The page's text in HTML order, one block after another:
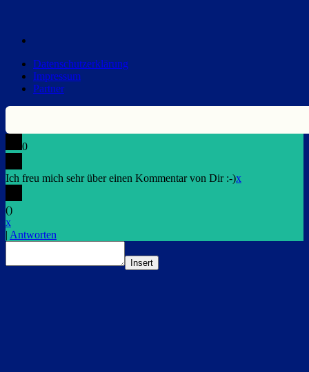
Datenschutzerklärung
Impressum
Partner
0
Ich freu mich sehr über einen Kommentar von Dir :-)x
()
x
| Antworten
Insert